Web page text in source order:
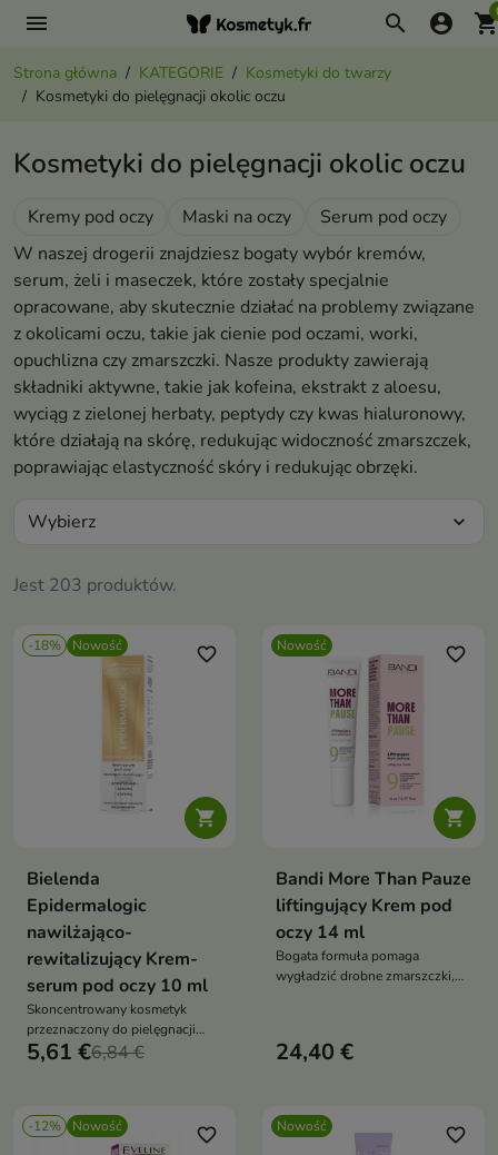
menu search account_circle
Strona główna KATEGORIE
Kosmetyki do twarzy
Kosmetyki do pielęgnacji okolic oczu
Kosmetyki do pielęgnacji okolic oczu
Kremy pod oczy Maski na oczy
Serum pod oczy
W naszej drogerii znajdziesz bogaty wybór kremów,
serum, żeli i maseczek, które zostały specjalnie
opracowane, aby skutecznie działać na problemy związane
z okolicami oczu, takie jak cienie pod oczami, worki,
opuchlizna czy zmarszczki. Nasze produkty zawierają
składniki aktywne, takie jak kofeina, ekstrakt z aloesu,
wyciąg z zielonej herbaty, peptydy czy kwas hialuronowy,
które działają na skórę, redukując widoczność zmarszczek,
poprawiając elastyczność skóry i redukując obrzęki.
Jest 203 produktów.
Wybierz expand_more
-18% Nowość

favorite_border
Bielenda
Epidermalogic
nawilżająco-
rewitalizujący Krem-
serum pod oczy 10 ml
Skoncentrowany kosmetyk
przeznaczony do pielęgnacji
delikatnej skóry wokół oczu.
5,61 €6,84 €
Nowość

favorite_border
Bandi More Than Pauze
liftingujący Krem pod
oczy 14 ml
Bogata formuła pomaga
wygładzić drobne zmarszczki,
24,40 €
-12% Nowość favorite_border Nowość favorite_border